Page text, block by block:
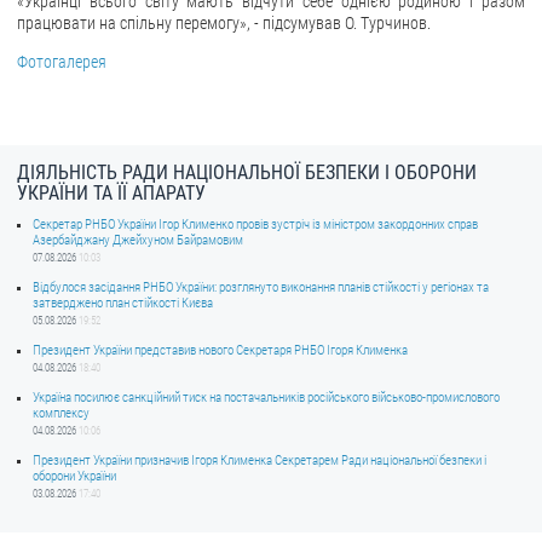
працювати на спільну перемогу», - підсумував О. Турчинов.
Фотогалерея
ДІЯЛЬНІСТЬ РАДИ НАЦІОНАЛЬНОЇ БЕЗПЕКИ І ОБОРОНИ
УКРАЇНИ ТА ЇЇ АПАРАТУ
Секретар РНБО України Ігор Клименко провів зустріч із міністром закордонних справ
Азербайджану Джейхуном Байрамовим
07.08.2026 10:03
Відбулося засідання РНБО України: розглянуто виконання планів стійкості у регіонах та
затверджено план стійкості Києва
05.08.2026 19:52
Президент України представив нового Секретаря РНБО Ігоря Клименка
04.08.2026 18:40
Україна посилює санкційний тиск на постачальників російського військово-промислового
комплексу
04.08.2026 10:06
Президент України призначив Ігоря Клименка Секретарем Ради національної безпеки і
оборони України
03.08.2026 17:40